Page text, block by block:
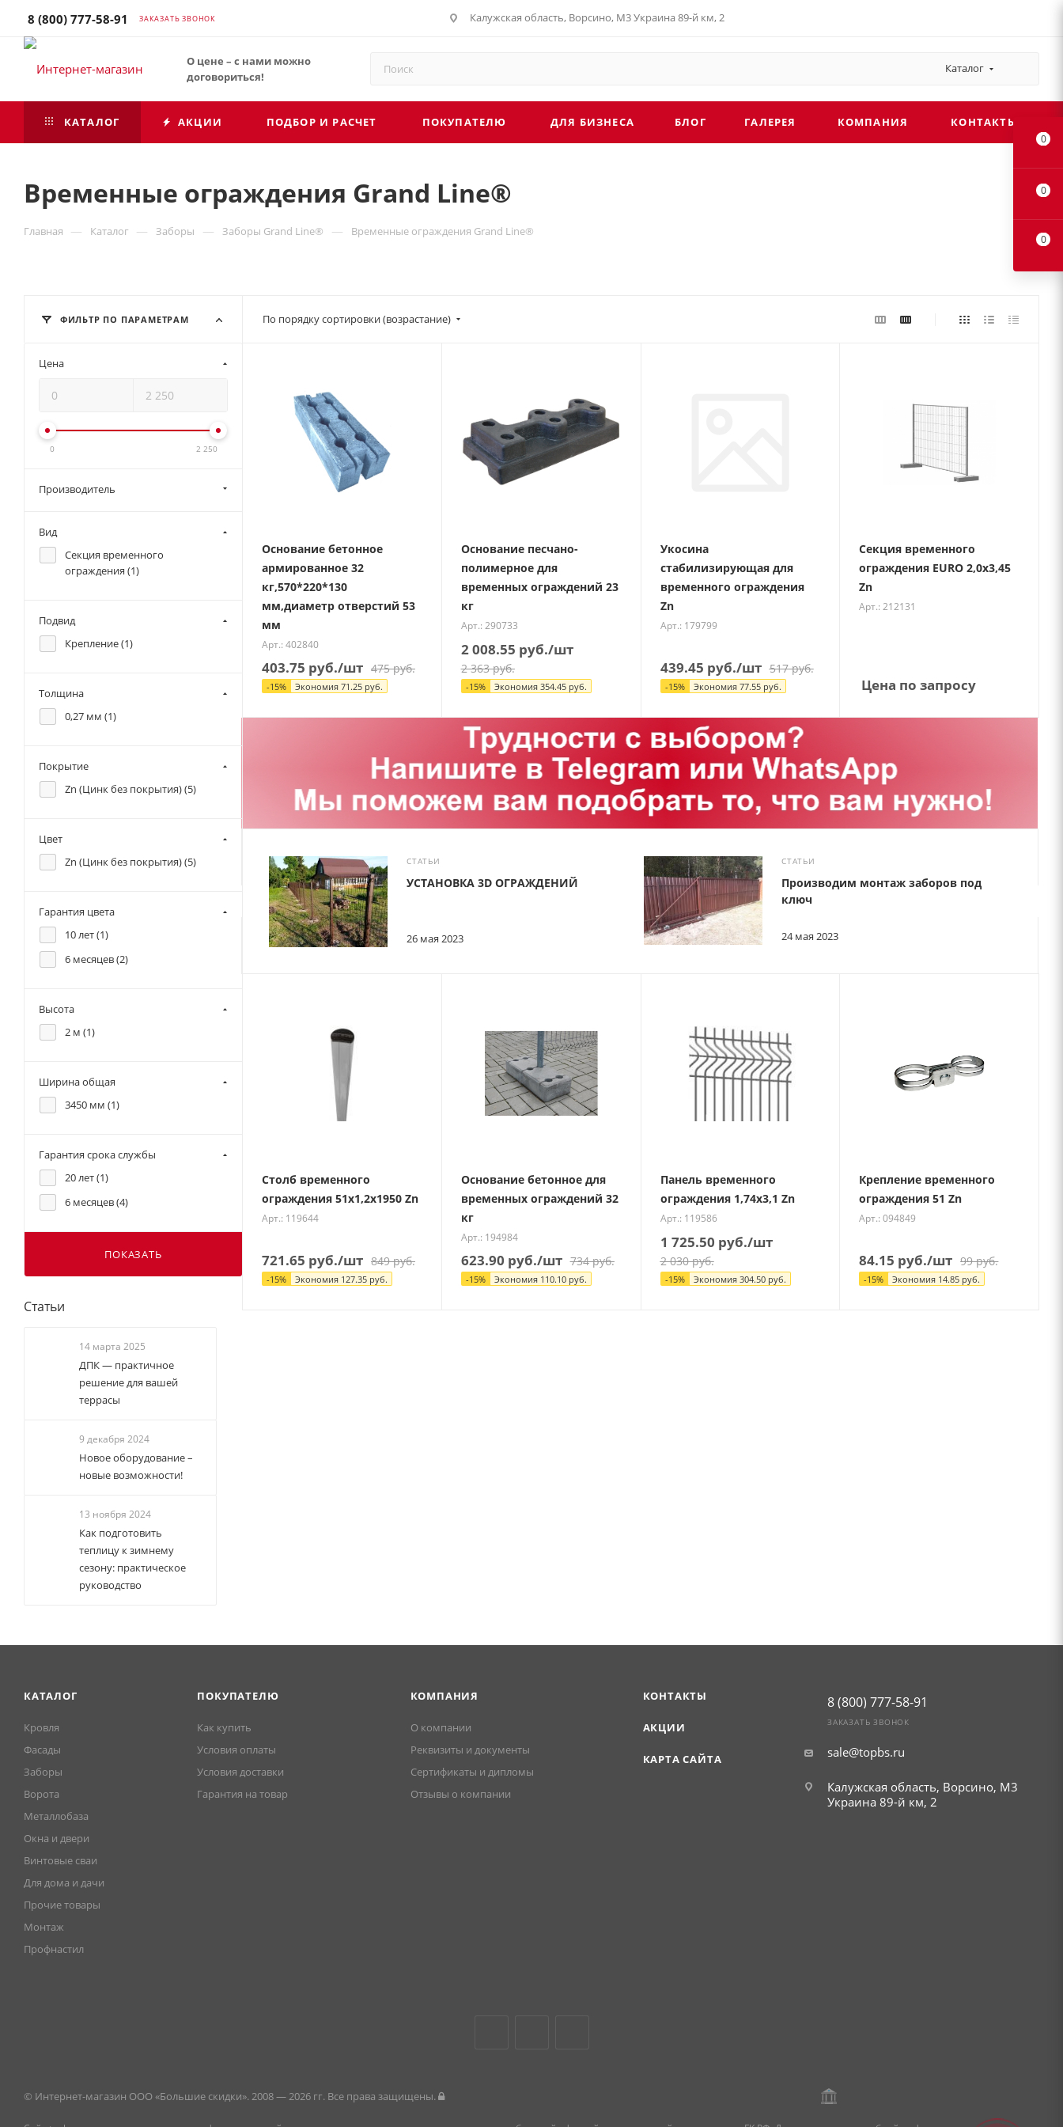
8 (800) 777-58-91 ЗАКАЗАТЬ ЗВОНОК Калужская область, Ворсино, М3 Украина 89-й км, 2
О цене – с нами можно
договориться!
Каталог
КАТАЛОГ АКЦИИ ПОДБОР И РАСЧЕТ ПОКУПАТЕЛЮ ДЛЯ БИЗНЕСА БЛОГ ГАЛЕРЕЯ КОМПАНИЯ КОНТАКТЫ
Временные ограждения Grand Line®
Главная — Каталог — Заборы — Заборы Grand Line® — Временные ограждения Grand Line®
По порядку сортировки (возрастание)
Основание бетонное
армированное 32
кг,570*220*130
мм,диаметр отверстий 53
мм
Арт.: 402840
403.75 руб./шт 475руб.
-15% Экономия 71.25 руб.
Основание песчано-
полимерное для
временных ограждений 23
кг
Арт.: 290733
2 008.55 руб./шт
2 363руб.
-15% Экономия 354.45руб.
Укосина
стабилизирующая для
временного ограждения
Zn
Арт.: 179799
439.45 руб./шт 517руб.
-15% Экономия 77.55руб.
Секция временного
ограждения EURO 2,0х3,45
Zn
Арт.: 212131
Цена по запросу
СТАТЬИ
26 мая 2023
УСТАНОВКА 3D ОГРАЖДЕНИЙ
СТАТЬИ
24 мая 2023
Производим монтаж заборов под
ключ
Столб временного
ограждения 51х1,2х1950 Zn
Арт.: 119644
721.65 руб./шт 849руб.
-15% Экономия 127.35 руб.
Основание бетонное для
временных ограждений 32
кг
Арт.: 194984
623.90 руб./шт 734руб.
-15% Экономия 110.10руб.
Панель временного
ограждения 1,74х3,1 Zn
Арт.: 119586
1 725.50 руб./шт
2 030руб.
-15% Экономия 304.50руб.
Крепление временного
ограждения 51 Zn
Арт.: 094849
84.15 руб./шт 99руб.
-15% Экономия 14.85 руб.
ФИЛЬТР ПО ПАРАМЕТРАМ
Цена
0 2 250
Производитель
Вид
Секция временного
ограждения (1)
Подвид
Крепление (1)
Толщина
0,27 мм (1)
Покрытие
Zn (Цинк без покрытия) (5)
Цвет
Zn (Цинк без покрытия) (5)
Гарантия цвета
10 лет (1)
6 месяцев (2)
Высота
2 м (1)
Ширина общая
3450 мм (1)
Гарантия срока службы
20 лет (1)
6 месяцев (4)
ПОКАЗАТЬ
Статьи
14 марта 2025
ДПК — практичное
решение для вашей
террасы
9 декабря 2024
Новое оборудование –
новые возможности!
13 ноября 2024
Как подготовить
теплицу к зимнему
сезону: практическое
руководство
КАТАЛОГ
Кровля
Фасады
Заборы
Ворота
Металлобаза
Окна и двери
Винтовые сваи
Для дома и дачи
Прочие товары
Монтаж
Профнастил
ПОКУПАТЕЛЮ
Как купить
Условия оплаты
Условия доставки
Гарантия на товар
КОМПАНИЯ
О компании
Реквизиты и документы
Сертификаты и дипломы
Отзывы о компании
КОНТАКТЫ
АКЦИИ
КАРТА САЙТА
8 (800) 777-58-91
ЗАКАЗАТЬ ЗВОНОК
sale@topbs.ru
Калужская область, Ворсино, М3
Украина 89-й км, 2
© Интернет-магазин ООО «Большие скидки». 2008 — 2026 гг. Все права защищены.
0
0
0